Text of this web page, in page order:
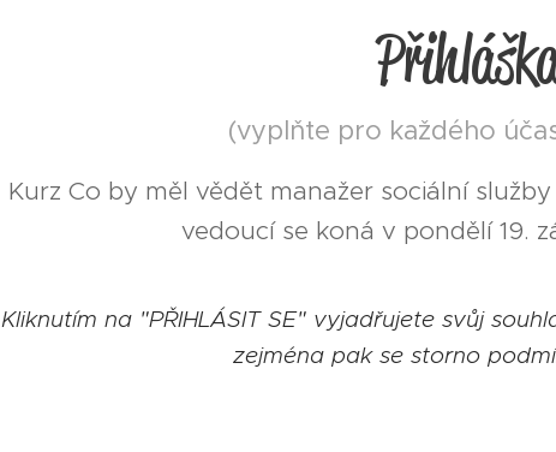
(vyplňte pro každého
Kurz Co by měl vědět manažer sociální
vedoucí se koná v pondělí 19.
Kliknutím na "PŘIHLÁSIT SE" vyjadřujete svůj
zejména pak se storno